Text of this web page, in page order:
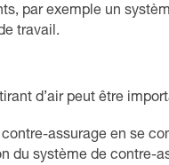
par exemple un
travail.
d’air peut être
assurage en se
du système de contre-